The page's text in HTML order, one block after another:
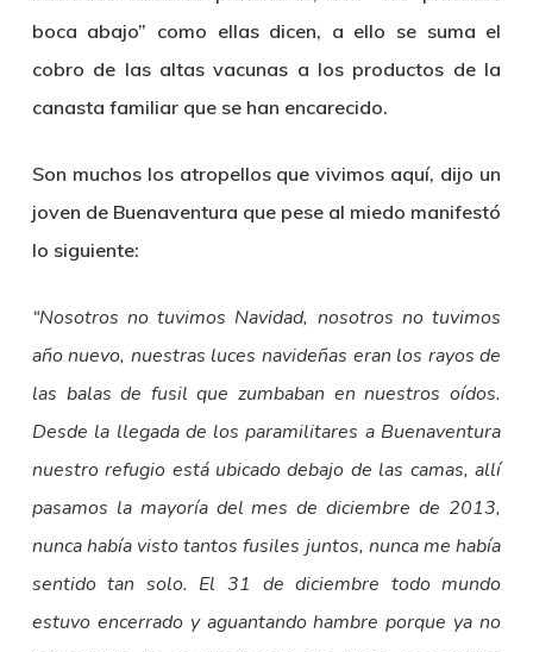
boca abajo” como ellas dicen, a ello se suma el
cobro de las altas vacunas a los productos de la
canasta familiar que se han encarecido.
Son muchos los atropellos que vivimos aquí, dijo un
joven de Buenaventura que pese al miedo manifestó
lo siguiente:
“Nosotros no tuvimos Navidad, nosotros no tuvimos
año nuevo, nuestras luces navideñas eran los rayos de
las balas de fusil que zumbaban en nuestros oídos.
Desde la llegada de los paramilitares a Buenaventura
nuestro refugio está ubicado debajo de las camas, allí
pasamos la mayoría del mes de diciembre de 2013,
nunca había visto tantos fusiles juntos, nunca me había
sentido tan solo. El 31 de diciembre todo mundo
estuvo encerrado y aguantando hambre porque ya no